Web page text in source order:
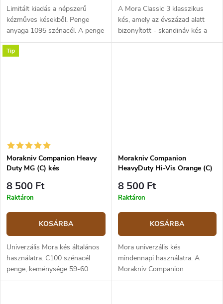
Limitált kiadás a népszerű
kézműves késekből. Penge
anyaga 1095 szénacél. A penge
hossza 9,1 cm, a teljes hossz
20,5 cm. Markolat
A Mora Classic 3 klasszikus
kés, amely az évszázad alatt
bizonyított - skandináv kés a
legegyszerűbb és
Tip
Morakniv Companion Heavy
Duty MG (C) kés
8 500 Ft
Raktáron
KOSÁRBA
Univerzális Mora kés általános
használatra. C100 szénacél
penge, keménysége 59-60
HRC. Műanyag markolata
Morakniv Companion
HeavyDuty Hi-Vis Orange (C)
8 500 Ft
Raktáron
KOSÁRBA
Mora univerzális kés
mindennapi használatra. A
Morakniv Companion
HeavyDuty pengéje vastagabb,